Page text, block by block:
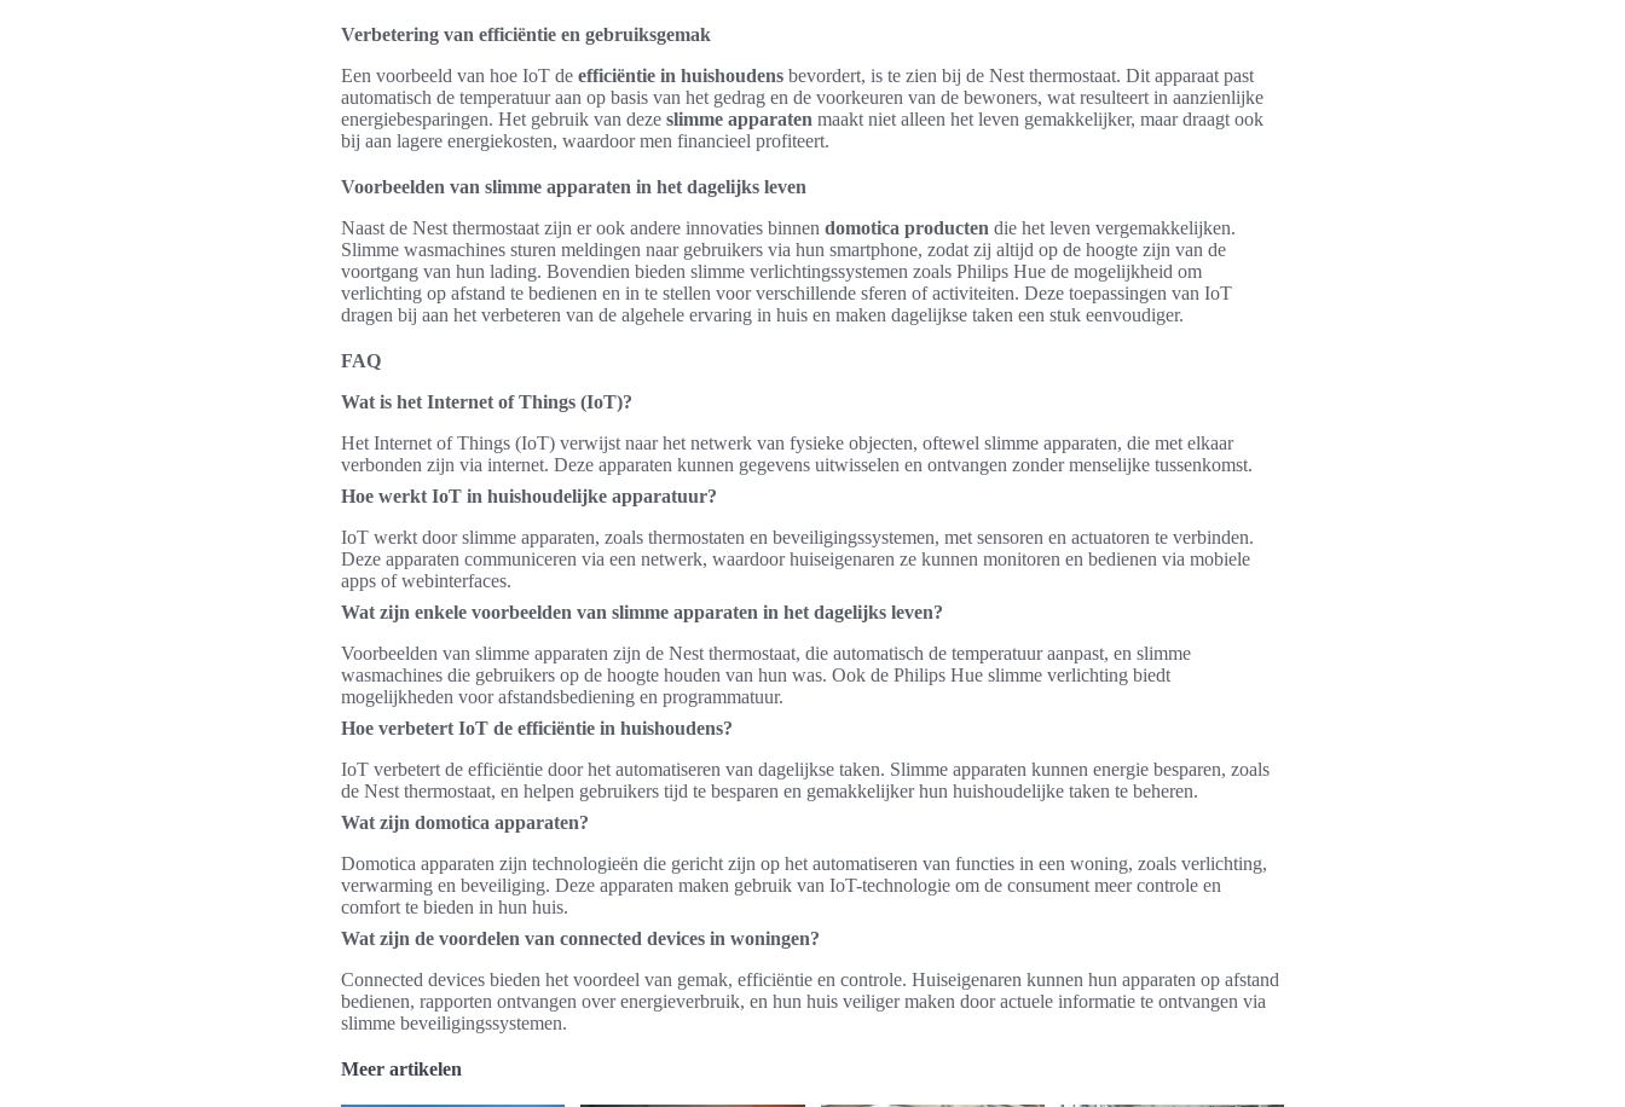
Verbetering van efficiëntie en gebruiksgemak
Een voorbeeld van hoe IoT de efficiëntie in huishoudens bevordert, is te zien bij de Nest thermostaat. Dit apparaat past
automatisch de temperatuur aan op basis van het gedrag en de voorkeuren van de bewoners, wat resulteert in aanzienlijke
energiebesparingen. Het gebruik van deze slimme apparaten maakt niet alleen het leven gemakkelijker, maar draagt ook
bij aan lagere energiekosten, waardoor men financieel profiteert.
Voorbeelden van slimme apparaten in het dagelijks leven
Naast de Nest thermostaat zijn er ook andere innovaties binnen domotica producten die het leven vergemakkelijken.
Slimme wasmachines sturen meldingen naar gebruikers via hun smartphone, zodat zij altijd op de hoogte zijn van de
voortgang van hun lading. Bovendien bieden slimme verlichtingssystemen zoals Philips Hue de mogelijkheid om
verlichting op afstand te bedienen en in te stellen voor verschillende sferen of activiteiten. Deze toepassingen van IoT
dragen bij aan het verbeteren van de algehele ervaring in huis en maken dagelijkse taken een stuk eenvoudiger.
FAQ
Wat is het Internet of Things (IoT)?
Het Internet of Things (IoT) verwijst naar het netwerk van fysieke objecten, oftewel slimme apparaten, die met elkaar
verbonden zijn via internet. Deze apparaten kunnen gegevens uitwisselen en ontvangen zonder menselijke tussenkomst.
Hoe werkt IoT in huishoudelijke apparatuur?
IoT werkt door slimme apparaten, zoals thermostaten en beveiligingssystemen, met sensoren en actuatoren te verbinden.
Deze apparaten communiceren via een netwerk, waardoor huiseigenaren ze kunnen monitoren en bedienen via mobiele
apps of webinterfaces.
Wat zijn enkele voorbeelden van slimme apparaten in het dagelijks leven?
Voorbeelden van slimme apparaten zijn de Nest thermostaat, die automatisch de temperatuur aanpast, en slimme
wasmachines die gebruikers op de hoogte houden van hun was. Ook de Philips Hue slimme verlichting biedt
mogelijkheden voor afstandsbediening en programmatuur.
Hoe verbetert IoT de efficiëntie in huishoudens?
IoT verbetert de efficiëntie door het automatiseren van dagelijkse taken. Slimme apparaten kunnen energie besparen, zoals
de Nest thermostaat, en helpen gebruikers tijd te besparen en gemakkelijker hun huishoudelijke taken te beheren.
Wat zijn domotica apparaten?
Domotica apparaten zijn technologieën die gericht zijn op het automatiseren van functies in een woning, zoals verlichting,
verwarming en beveiliging. Deze apparaten maken gebruik van IoT-technologie om de consument meer controle en
comfort te bieden in hun huis.
Wat zijn de voordelen van connected devices in woningen?
Connected devices bieden het voordeel van gemak, efficiëntie en controle. Huiseigenaren kunnen hun apparaten op afstand
bedienen, rapporten ontvangen over energieverbruik, en hun huis veiliger maken door actuele informatie te ontvangen via
slimme beveiligingssystemen.
Meer artikelen